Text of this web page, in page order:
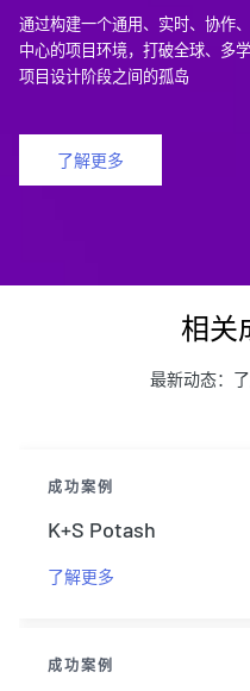
通过构建一个通用、实时、协作
中心的项目环境，打破全球、多
项目设计阶段之间的孤岛
了解更多
相关
最新动态：
成功案例
K+S Potash
了解更多
成功案例